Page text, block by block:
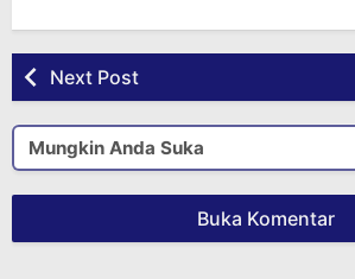
Next Post
Mungkin Anda Suka
Buka Komentar